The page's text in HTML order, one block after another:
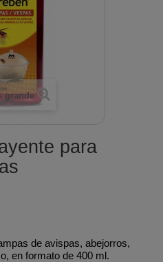
grande
para
de avispas, abejorros,
en formato de 400 ml.